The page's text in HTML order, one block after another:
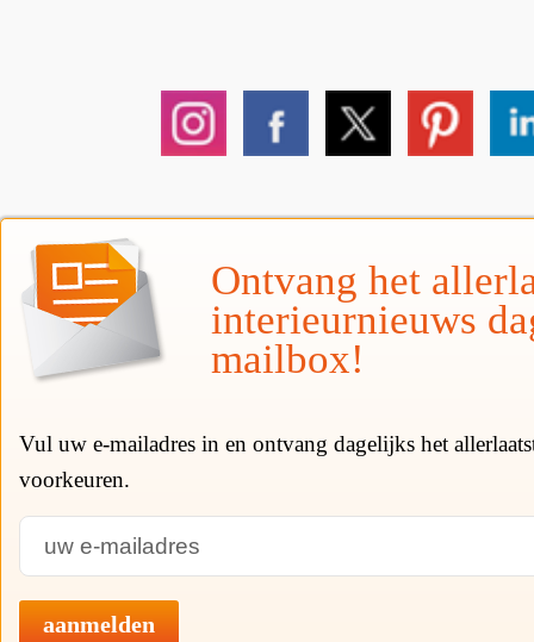
Ontvang het
interieurnieuws
mailbox!
Vul uw e-mailadres in en ontvang dagelijks het
voorkeuren.
aanmelden